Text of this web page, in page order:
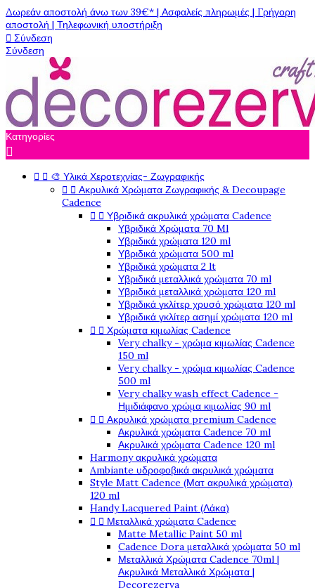
Δωρεάν αποστολή άνω των 39€* | Ασφαλείς πληρωμές | Γρήγορη
αποστολή | Τηλεφωνική υποστήριξη
 Σύνδεση
Σύνδεση
Κατηγορίες

  🎨 Υλικά Χεροτεχνίας- Ζωγραφικής
  Ακρυλικά Χρώματα Ζωγραφικής & Decoupage
Cadence
  Υβριδικά ακρυλικά χρώματα Cadence
Υβριδικά Χρώματα 70 Ml
Υβριδικά χρώματα 120 ml
Υβριδικά χρώματα 500 ml
Υβριδικά χρώματα 2 lt
Υβριδικά μεταλλικά χρώματα 70 ml
Υβριδικά μεταλλικά χρώματα 120 ml
Υβριδικά γκλίτερ χρυσό χρώματα 120 ml
Υβριδικά γκλίτερ ασημί χρώματα 120 ml
  Χρώματα κιμωλίας Cadence
Very chalky - χρώμα κιμωλίας Cadence
150 ml
Very chalky - χρώμα κιμωλίας Cadence
500 ml
Very chalky wash effect Cadence -
Ημιδιάφανο χρώμα κιμωλίας 90 ml
  Ακρυλικά χρώματα premium Cadence
Ακρυλικά χρώματα Cadence 70 ml
Ακρυλικά χρώματα Cadence 120 ml
Harmony ακρυλικά χρώματα
Ambiante υδροφοβικά ακρυλικά χρώματα
Style Matt Cadence (Ματ ακρυλικά χρώματα)
120 ml
Handy Lacquered Paint (Λάκα)
  Μεταλλικά χρώματα Cadence
Matte Metallic Paint 50 ml
Cadence Dora μεταλλικά χρώματα 50 ml
Μεταλλικά Χρώματα Cadence 70ml |
Ακρυλικά Μεταλλικά Χρώματα |
Decorezerva